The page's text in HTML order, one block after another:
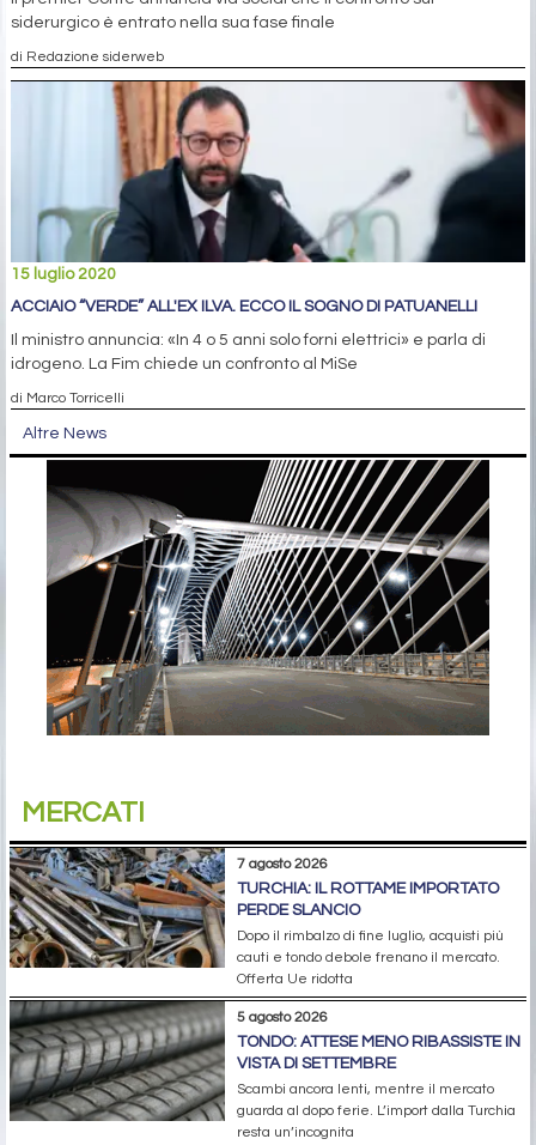
siderurgico è entrato nella sua fase finale
di Redazione siderweb
15 luglio 2020
ACCIAIO “VERDE” ALL'EX ILVA. ECCO IL SOGNO DI PATUANELLI
Il ministro annuncia: «In 4 o 5 anni solo forni elettrici» e parla di
idrogeno. La Fim chiede un confronto al MiSe
di Marco Torricelli
Altre News
MERCATI
7 agosto 2026
TURCHIA: IL ROTTAME IMPORTATO
PERDE SLANCIO
Dopo il rimbalzo di fine luglio, acquisti più
cauti e tondo debole frenano il mercato.
Offerta Ue ridotta
5 agosto 2026
TONDO: ATTESE MENO RIBASSISTE IN
VISTA DI SETTEMBRE
Scambi ancora lenti, mentre il mercato
guarda al dopo ferie. L’import dalla Turchia
resta un’incognita